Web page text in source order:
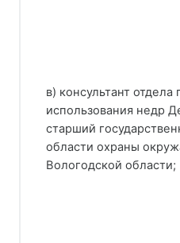
в) консультант отдела
использования недр
старший
области охраны
Вологодской области;